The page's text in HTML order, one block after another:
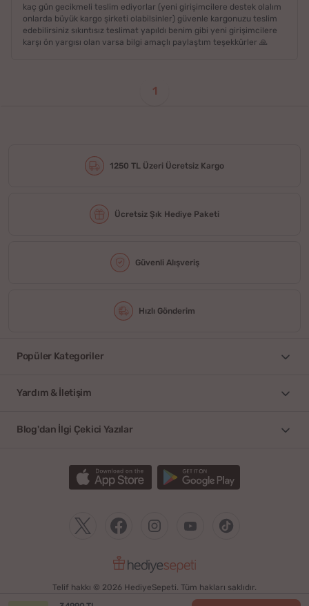
kaç gün gecikmeli teslim ediyorlar (yeni girişimcilere destek olalım
onlarda büyük kargo şirketi olabilsinler) güvenle kargonuzu teslim
edebilirsiniz sıkıntısız teslimat yapıldı benim gibi yeni girişimcilere
karşı ön yargısı olan varsa bilgi amaçlı paylaştım teşekkürler 🙏
1
1250 TL Üzeri Ücretsiz Kargo
Ücretsiz Şık Hediye Paketi
Güvenli Alışveriş
Hızlı Gönderim
Popüler Kategoriler
Yardım & İletişim
Blog'dan İlgi Çekici Yazılar
Telif hakkı © 2026 HediyeSepeti. Tüm hakları saklıdır.